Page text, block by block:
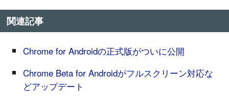
関連記事
Chrome for Androidの正式版がついに公開
Chrome Beta for Androidがフルスクリーン対応な
どアップデート